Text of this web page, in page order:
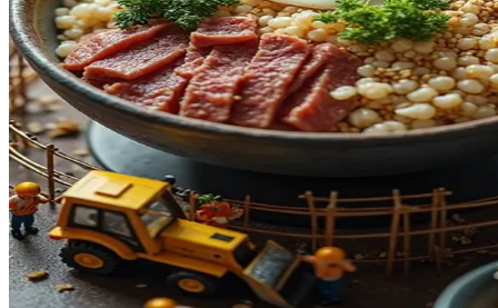
Trunki
Tutti Bambini
Twistshake
TY Toys
U